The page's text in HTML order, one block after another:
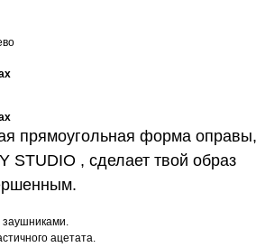
прямоугольная форма оправы,
STUDIO , сделает твой образ
ацетата.